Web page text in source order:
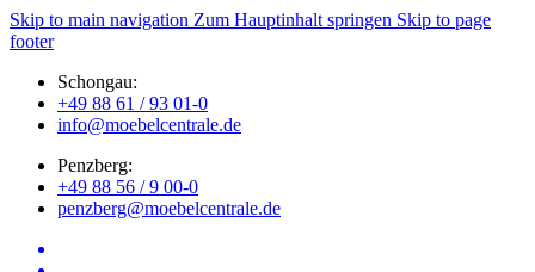
Skip to main navigation Zum Hauptinhalt springen Skip to page
footer
Schongau:
+49 88 61 / 93 01-0
info@moebelcentrale.de
Penzberg:
+49 88 56 / 9 00-0
penzberg@moebelcentrale.de